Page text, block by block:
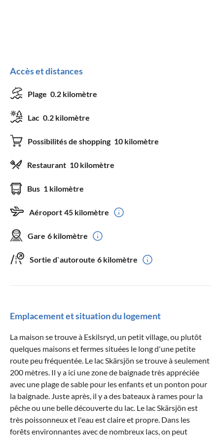
Accès et distances
Plage 0.2 kilomètre
Lac 0.2 kilomètre
Possibilités de shopping 10 kilomètre
Restaurant 10 kilomètre
Bus 1 kilomètre
Aéroport 45 kilomètre
Gare 6 kilomètre
Sortie d`autoroute 6 kilomètre
Emplacement et situation du logement
La maison se trouve à Eskilsryd, un petit village, ou plutôt
quelques maisons et fermes situées le long d'une petite
route peu fréquentée. Le lac Skärsjön se trouve à seulement
200 mètres. Il y a ici une zone de baignade très appréciée
avec une plage de sable pour les enfants et un ponton pour
la baignade. Juste après, il y a des bateaux à rames pour la
pêche ou une belle découverte du lac. Le lac Skärsjön est
très poissonneux et l'eau est claire et propre. Dans les
forêts environnantes avec de nombreux lacs, on peut